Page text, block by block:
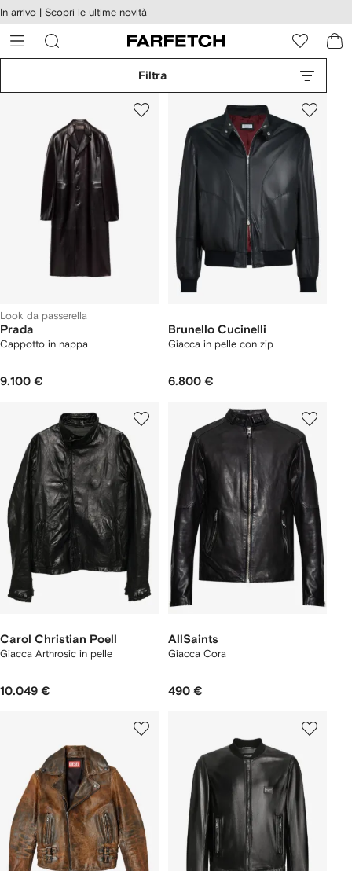
ai
In arrivo | Scopri le ultime novità
Filtra
Look da passerella
Prada
Cappotto in nappa
9.100 €
Brunello Cucinelli
Giacca in pelle con zip
6.800 €
Carol Christian Poell
Giacca Arthrosic in pelle
10.049 €
AllSaints
Giacca Cora
490 €